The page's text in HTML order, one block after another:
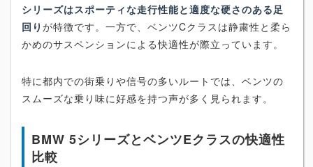
シリーズはスポーティな走行性能と適度な硬さのある足
回り が特徴です。一方で、ベンツCクラスは静粛性と柔ら
かめのサスペンションによる快適性が際立っています。
特に都内での街乗りや信号の多いルートでは、ベンツの
スムーズな乗り味に好感を持つ声が多く見られます。
BMW 5シリーズとベンツEクラスの快適性
比較